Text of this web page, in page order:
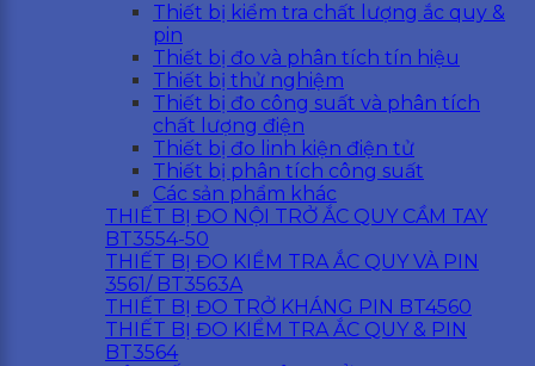
Thiết bị kiểm tra chất lượng ắc quy &
pin
Thiết bị đo và phân tích tín hiệu
Thiết bị thử nghiệm
Thiết bị đo công suất và phân tích
chất lượng điện
Thiết bị đo linh kiện điện tử
Thiết bị phân tích công suất
Các sản phẩm khác
THIẾT BỊ ĐO NỘI TRỞ ẮC QUY CẦM TAY
BT3554-50
THIẾT BỊ ĐO KIỂM TRA ẮC QUY VÀ PIN
3561/ BT3563A
THIẾT BỊ ĐO TRỞ KHÁNG PIN BT4560
THIẾT BỊ ĐO KIỂM TRA ẮC QUY & PIN
BT3564